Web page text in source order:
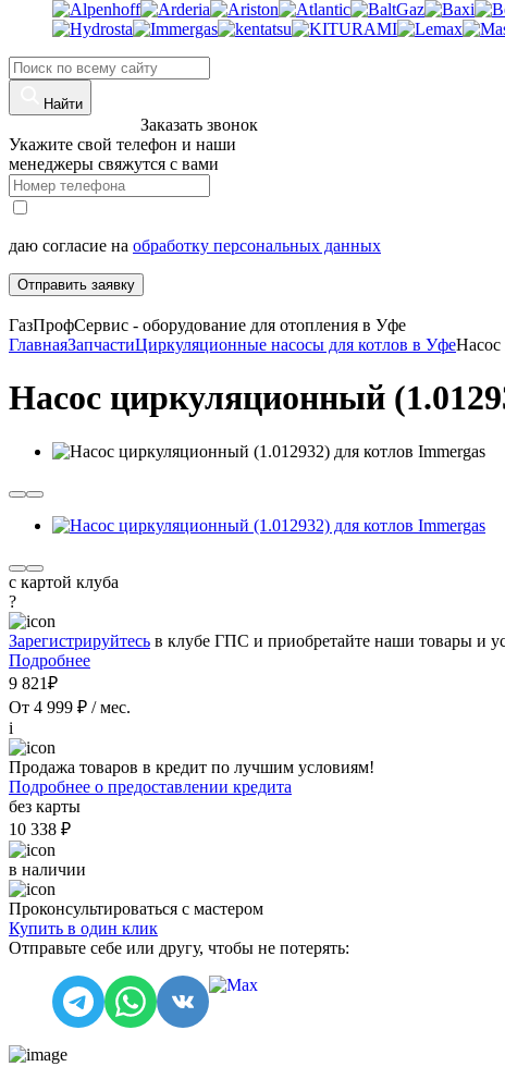
Найти
Заказать звонок
Укажите свой телефон и наши
менеджеры свяжутся с вами
даю согласие на обработку персональных данных
Отправить заявку
ГазПрофСервис - оборудование для отопления в Уфе
ГлавнаяЗапчастиЦиркуляционные насосы для котлов в УфеНасос
Насос циркуляционный
с картой клуба
?
Зарегистрируйтесь в клубе ГПС и приобретайте наши товары и
Подробнее
9 821₽
От 4 999 ₽ / мес.
i
Продажа товаров в кредит по лучшим условиям!
Подробнее о предоставлении кредита
без карты
10 338 ₽
в наличии
Проконсультироваться с мастером
Купить в один клик
Отправьте себе или другу, чтобы не потерять: